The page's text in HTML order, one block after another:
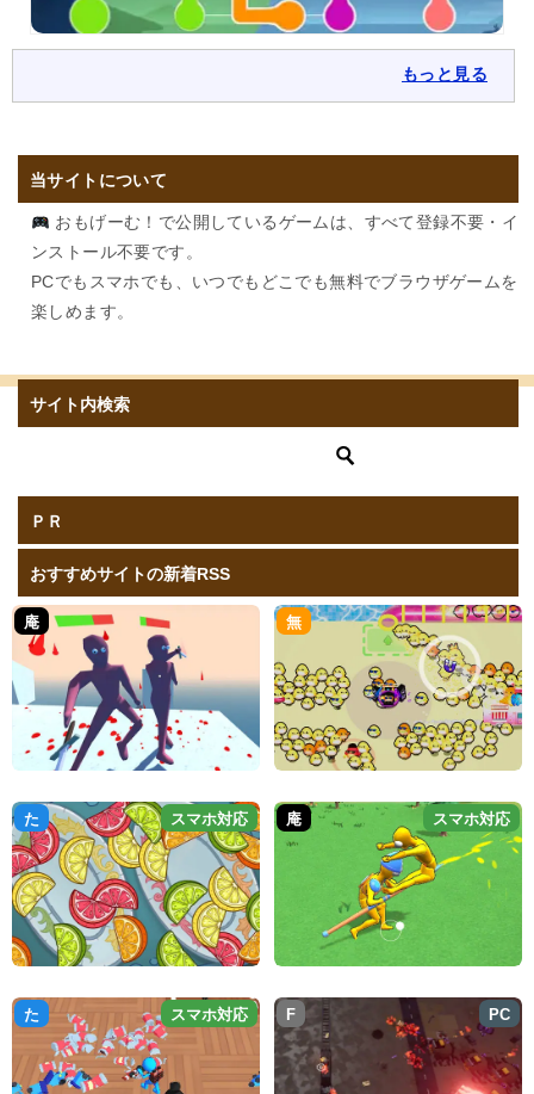
もっと見る
当サイトについて
おもげーむ！で公開しているゲームは、すべて登録不要・イ
ンストール不要です。
PCでもスマホでも、いつでもどこでも無料でブラウザゲームを
楽しめます。
サイト内検索
ＰＲ
おすすめサイトの新着RSS
庵 無
た スマホ対応 庵 スマホ対応
た スマホ対応 F PC